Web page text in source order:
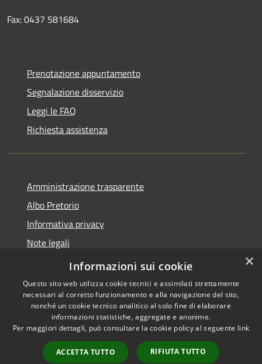
Fax: 0437 581684
Prenotazione appuntamento
Segnalazione disservizio
Leggi le FAQ
Richiesta assistenza
Amministrazione trasparente
Albo Pretorio
Informativa privacy
Note legali
Dichiarazione di accessibilità
Accessibilità
Copyright © 2026 • Comune di
Vallada Agordina • Powered by
Municipium•
Accesso
×
Informazioni sui cookie
Questo sito web utilizza cookie tecnici e assimilati strettamente
necessari al corretto funzionamento e alla navigazione del sito,
nonché un cookie tecnico analitico al solo fine di elaborare
informazioni statistiche, aggregate e anonime.
Per maggiori dettagli, può consultare la cookie policy al seguente link
ACCETTA TUTTO RIFIUTA TUTTO